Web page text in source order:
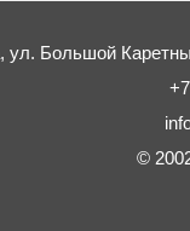
ул. Большой
©